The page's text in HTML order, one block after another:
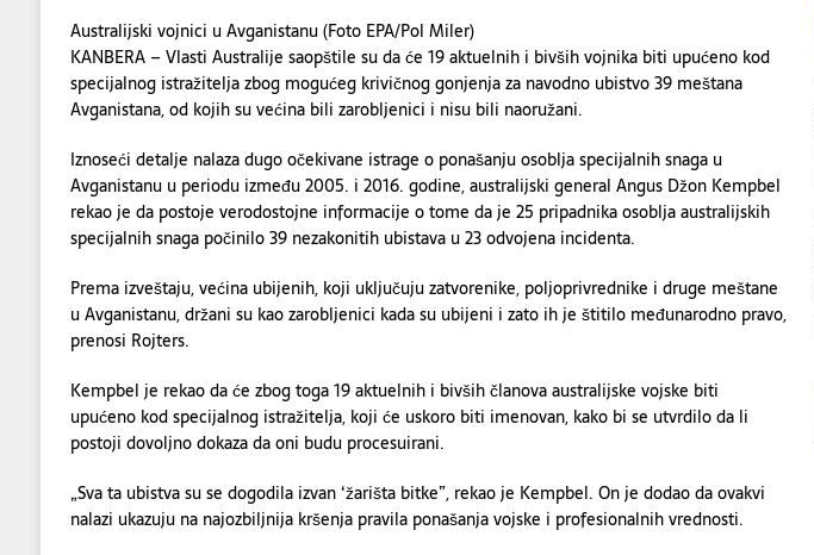
Australijski vojnici u Avganistanu (Foto EPA/Pol Miler)
KANBERA – Vlasti Australije saopštile su da će 19 aktuelnih i bivših vojnika biti upućeno kod
specijalnog istražitelja zbog mogućeg krivičnog gonjenja za navodno ubistvo 39 meštana
Avganistana, od kojih su većina bili zarobljenici i nisu bili naoružani.
Iznoseći detalje nalaza dugo očekivane istrage o ponašanju osoblja specijalnih snaga u
Avganistanu u periodu između 2005. i 2016. godine, australijski general Angus Džon Kempbel
rekao je da postoje verodostojne informacije o tome da je 25 pripadnika osoblja australijskih
specijalnih snaga počinilo 39 nezakonitih ubistava u 23 odvojena incidenta.
Prema izveštaju, većina ubijenih, koji uključuju zatvorenike, poljoprivrednike i druge meštane
u Avganistanu, držani su kao zarobljenici kada su ubijeni i zato ih je štitilo međunarodno pravo,
prenosi Rojters.
Kempbel je rekao da će zbog toga 19 aktuelnih i bivših članova australijske vojske biti
upućeno kod specijalnog istražitelja, koji će uskoro biti imenovan, kako bi se utvrdilo da li
postoji dovoljno dokaza da oni budu procesuirani.
„Sva ta ubistva su se dogodila izvan ‘žarišta bitke”, rekao je Kempbel. On je dodao da ovakvi
nalazi ukazuju na najozbiljnija kršenja pravila ponašanja vojske i profesionalnih vrednosti.